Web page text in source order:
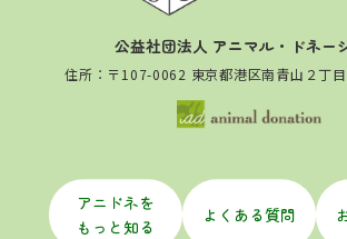
公益社団法人 アニマル・ドネー
住所：〒107-0062 東京都港区南青山２丁
アニドネを
もっと知る
よくある質問